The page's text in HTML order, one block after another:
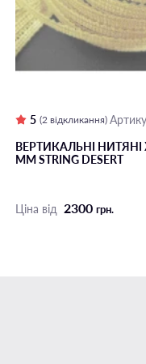
5 (2 відкликання)
ВЕРТИКАЛЬНІ
ММ STRING DESERT
Ціна від 2300 грн.